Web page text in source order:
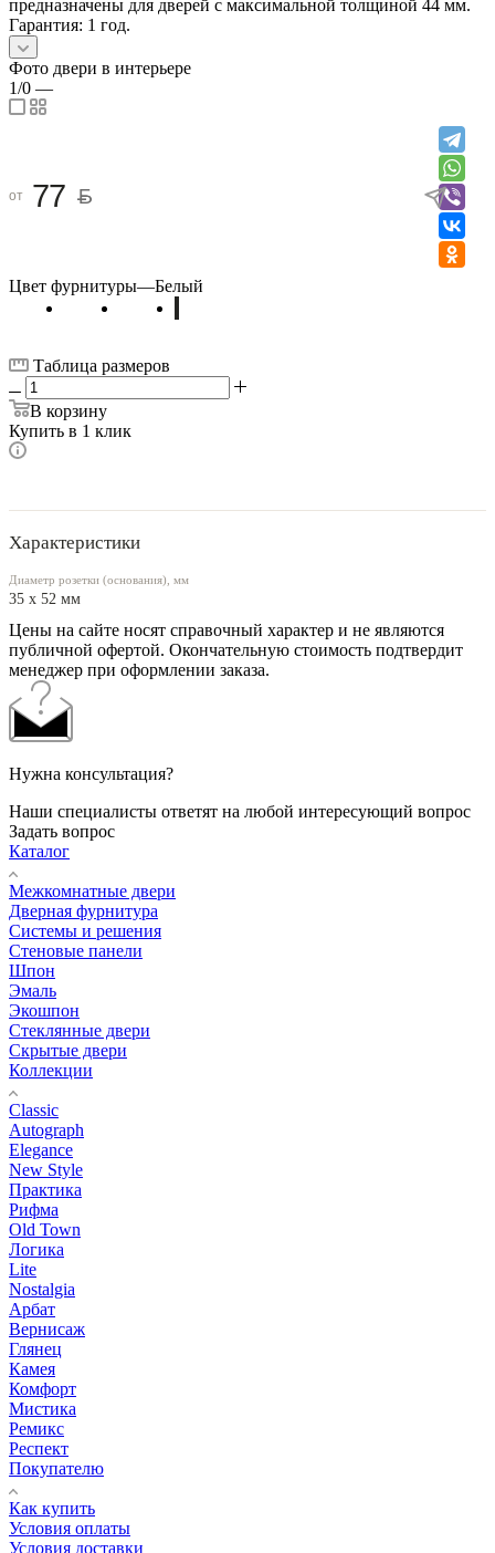
предназначены для дверей с максимальной толщиной 44 мм.
Гарантия: 1 год.
Фото двери в интерьере
1/0 —
от 77
Цвет фурнитуры—Белый
Таблица размеров
В корзину
Купить в 1 клик
Характеристики
Диаметр розетки (основания), мм
35 x 52 мм
Цены на сайте носят справочный характер и не являются
публичной офертой. Окончательную стоимость подтвердит
менеджер при оформлении заказа.
Нужна консультация?
Наши специалисты ответят на любой интересующий вопрос
Задать вопрос
Каталог
Межкомнатные двери
Дверная фурнитура
Системы и решения
Стеновые панели
Шпон
Эмаль
Экошпон
Стеклянные двери
Скрытые двери
Коллекции
Classic
Autograph
Elegance
New Style
Практика
Рифма
Old Town
Логика
Lite
Nostalgia
Арбат
Вернисаж
Глянец
Камея
Комфорт
Мистика
Ремикс
Респект
Покупателю
Как купить
Условия оплаты
Условия доставки